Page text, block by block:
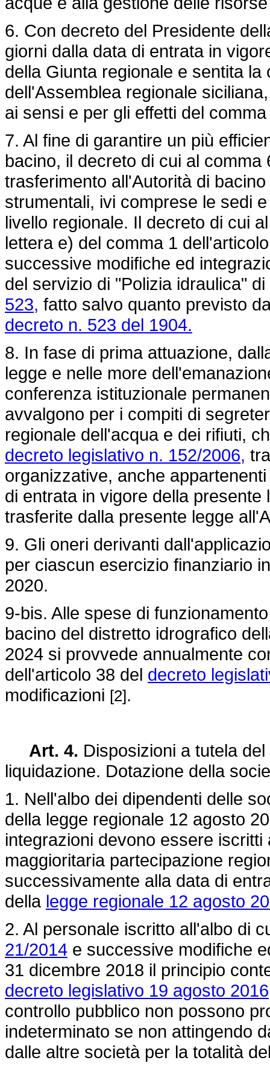
6. Con decreto del Presidente
giorni dalla data di entrata in
della Giunta regionale e sentita
dell'Assemblea regionale
ai sensi e per gli effetti del
7. Al fine di garantire un più
bacino, il decreto di cui al
trasferimento all'Autorità di
strumentali, ivi comprese le sedi
livello regionale. Il decreto di cui
lettera e) del comma 1
successive modifiche ed
del servizio di "Polizia idraulica"
523, fatto salvo quanto previsto
decreto n. 523 del 1904.
8. In fase di prima attuazione,
legge e nelle more
conferenza istituzionale
avvalgono per i compiti di
regionale dell'acqua e dei rifiuti,
decreto legislativo n. 152/2006,
organizzative, anche
di entrata in vigore della
trasferite dalla presente legge
9. Gli oneri derivanti
per ciascun esercizio finanziario
2020.
9-bis. Alle spese di
bacino del distretto idrografico
2024 si provvede annualmente
dell'articolo 38 del decreto
modificazioni [2].
Art. 4. Disposizioni a tutela
liquidazione. Dotazione della
1. Nell'albo dei dipendenti delle
della legge regionale 12 agosto
integrazioni devono essere
maggioritaria partecipazione
successivamente alla data di
della legge regionale 12 agosto
2. Al personale iscritto all'albo di
21/2014 e successive modifiche
31 dicembre 2018 il principio
decreto legislativo 19 agosto
controllo pubblico non possono
indeterminato se non attingendo
dalle altre società per la totalità